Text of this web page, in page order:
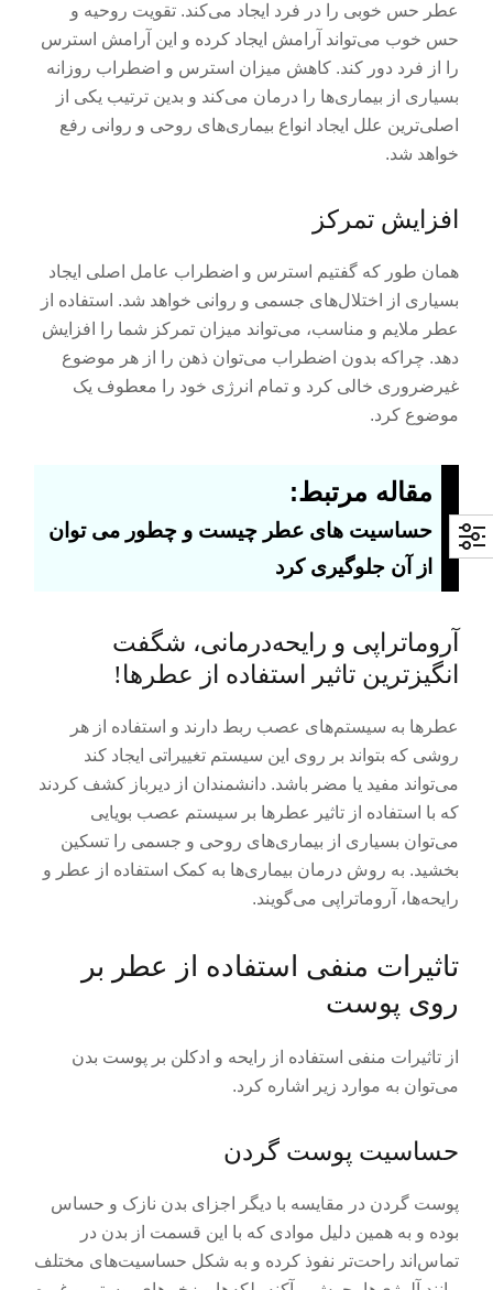
عطر حس خوبی را در فرد ایجاد می‌کند. تقویت روحیه و
حس خوب می‌تواند آرامش ایجاد کرده و این آرامش استرس
را از فرد دور کند. کاهش میزان استرس و اضطراب روزانه
بسیاری از بیماری‌ها را درمان می‌کند و بدین ترتیب یکی از
اصلی‌ترین علل ایجاد انواع بیماری‌های روحی و روانی رفع
خواهد شد.
افزایش تمرکز
همان طور که گفتیم استرس و اضطراب عامل اصلی ایجاد
بسیاری از اختلال‌های جسمی و روانی خواهد شد. استفاده از
عطر ملایم و مناسب، می‌تواند میزان تمرکز شما را افزایش
دهد. چراکه بدون اضطراب می‌توان ذهن را از هر موضوع
غیرضروری خالی کرد و تمام انرژی خود را معطوف یک
موضوع کرد.
مقاله مرتبط:
حساسیت های عطر چیست و چطور می توان
از آن جلوگیری کرد
آروماتراپی و رایحه‌درمانی، شگفت
انگیزترین تاثیر استفاده از عطرها!
عطرها به سیستم‌های عصب ربط دارند و استفاده از هر
روشی که بتواند بر روی این سیستم تغییراتی ایجاد کند
می‌تواند مفید یا مضر باشد. دانشمندان از دیرباز کشف کردند
که با استفاده از تاثیر عطرها بر سیستم عصب بویایی
می‌توان بسیاری از بیماری‌های روحی و جسمی را تسکین
بخشید. به روش درمان بیماری‌ها به کمک استفاده از عطر و
رایحه‌ها، آروماتراپی می‌گویند.
تاثیرات منفی استفاده از عطر بر
روی پوست
از تاثیرات منفی استفاده از رایحه و ادکلن بر پوست بدن
می‌توان به موارد زیر اشاره کرد.
حساسیت پوست گردن
پوست گردن در مقایسه با دیگر اجزای بدن نازک و حساس
بوده و به همین دلیل موادی که با این قسمت از بدن در
تماس‌اند راحت‌تر نفوذ کرده و به شکل حساسیت‌های مختلف